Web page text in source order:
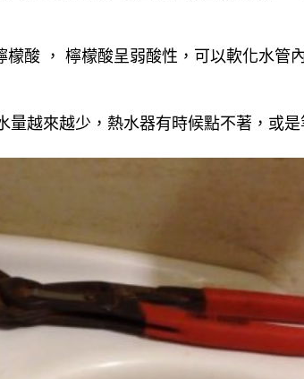
酸 ， 檸檬酸呈弱酸性，可以軟化水管
越來越少，熱水器有時候點不著，或